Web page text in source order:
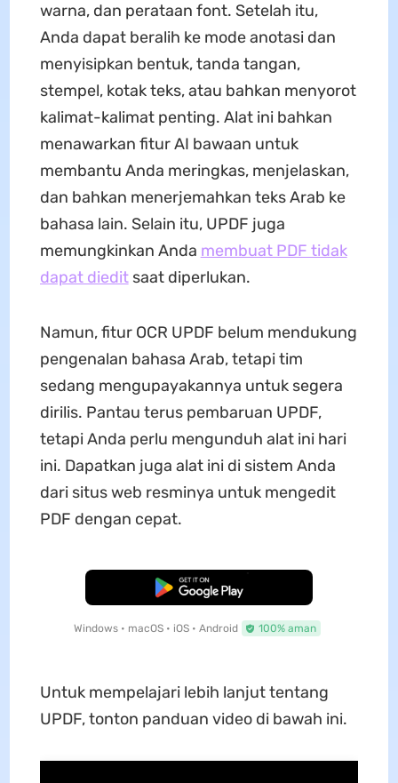
warna, dan perataan font. Setelah itu,
Anda dapat beralih ke mode anotasi dan
menyisipkan bentuk, tanda tangan,
stempel, kotak teks, atau bahkan menyorot
kalimat-kalimat penting. Alat ini bahkan
menawarkan fitur AI bawaan untuk
membantu Anda meringkas, menjelaskan,
dan bahkan menerjemahkan teks Arab ke
bahasa lain. Selain itu, UPDF juga
memungkinkan Anda membuat PDF tidak
dapat dieditsaat diperlukan.
Namun, fitur OCR UPDF belum mendukung
pengenalan bahasa Arab, tetapi tim
sedang mengupayakannya untuk segera
dirilis. Pantau terus pembaruan UPDF,
tetapi Anda perlu mengunduh alat ini hari
ini. Dapatkan juga alat ini di sistem Anda
dari situs web resminya untuk mengedit
PDF dengan cepat.
Unduh Gratis
Windows • macOS • iOS • Android 100% aman
Untuk mempelajari lebih lanjut tentang
UPDF, tonton panduan video di bawah ini.